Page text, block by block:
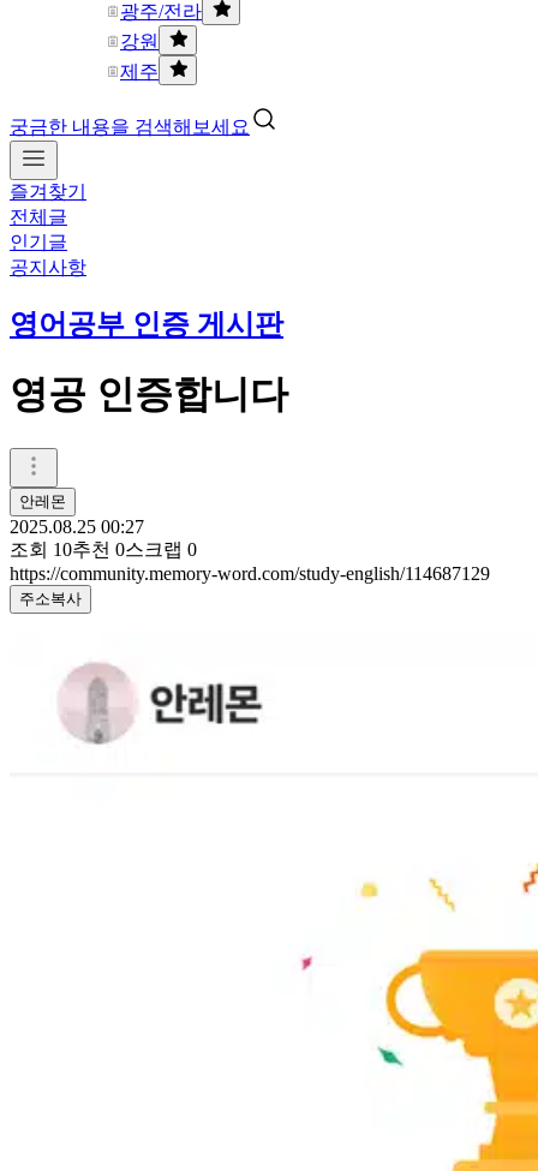
광주/전라
강원
제주
궁금한 내용을 검색해보세요
즐겨찾기
전체글
인기글
공지사항
영어공부 인증 게시판
영공 인증합니다
안레몬
2025.08.25 00:27
조회 10추천 0스크랩 0
https://community.memory-word.com/study-english/114687129
주소복사